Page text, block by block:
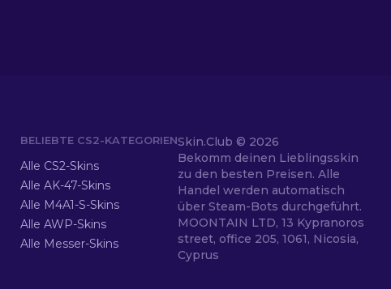
BELIEBTE CS2-KATEGORIEN
Alle CS2-Skins
Alle AK-47-Skins
Alle M4A1-S-Skins
Alle AWP-Skins
Alle Messer-Skins
Skin.Club © 2026
Bekomm deinen Lieblingsskin
zu den besten Preisen. Alle
Handel werden automatisch
über Steam-Bots durchgeführt.
MOONTAIN LTD, 13 Kypranoros
street, office 205, 1061, Nicosia,
Cyprus